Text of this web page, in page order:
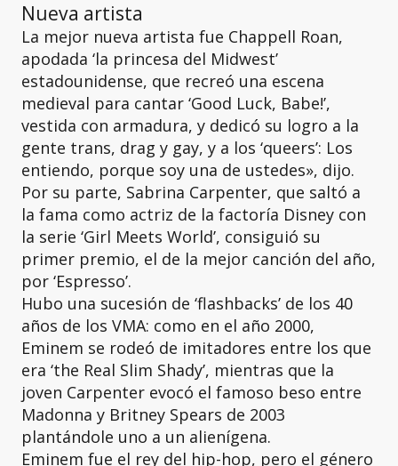
Nueva artista
La mejor nueva artista fue Chappell Roan,
apodada ‘la princesa del Midwest’
estadounidense, que recreó una escena
medieval para cantar ‘Good Luck, Babe!’,
vestida con armadura, y dedicó su logro a la
gente trans, drag y gay, y a los ‘queers’: Los
entiendo, porque soy una de ustedes», dijo.
Por su parte, Sabrina Carpenter, que saltó a
la fama como actriz de la factoría Disney con
la serie ‘Girl Meets World’, consiguió su
primer premio, el de la mejor canción del año,
por ‘Espresso’.
Hubo una sucesión de ‘flashbacks’ de los 40
años de los VMA: como en el año 2000,
Eminem se rodeó de imitadores entre los que
era ‘the Real Slim Shady’, mientras que la
joven Carpenter evocó el famoso beso entre
Madonna y Britney Spears de 2003
plantándole uno a un alienígena.
Eminem fue el rey del hip-hop, pero el género